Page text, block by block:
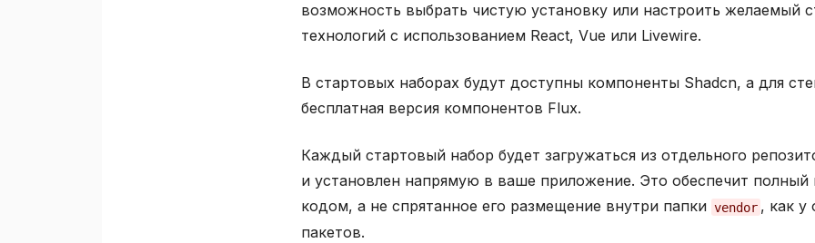
возможность выбрать чистую установку или настроить желаемый
технологий с использованием React, Vue или Livewire.
В стартовых наборах будут доступны компоненты Shadcn, а для
бесплатная версия компонентов Flux.
Каждый стартовый набор будет загружаться из отдельного
и установлен напрямую в ваше приложение. Это обеспечит полный
кодом, а не спрятанное его размещение внутри папки vendor , как у
пакетов.